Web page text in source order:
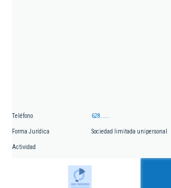
Teléfono 628.....
Forma Jurídica Sociedad limitada unipersonal
Actividad